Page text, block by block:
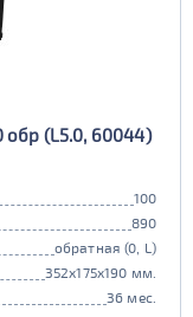
обр (L5.0, 60044)
100
890
обратная (0, L)
352x175x190 мм.
36 мес.